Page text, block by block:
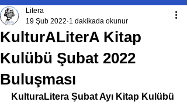
KulturALiterA Kitap
Kulübü Şubat 2022
Buluşması
Litera
19 Şub 2022 1 dakikada okunur
KulturaLitera Şubat Ayı Kitap Kulübü